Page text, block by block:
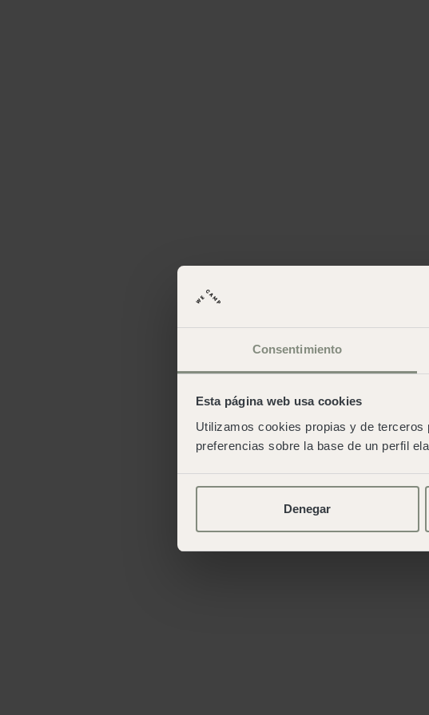
Consentimiento
Esta página web usa cookies
Utilizamos cookies propias y de
preferencias sobre la base de un perfil
Denegar